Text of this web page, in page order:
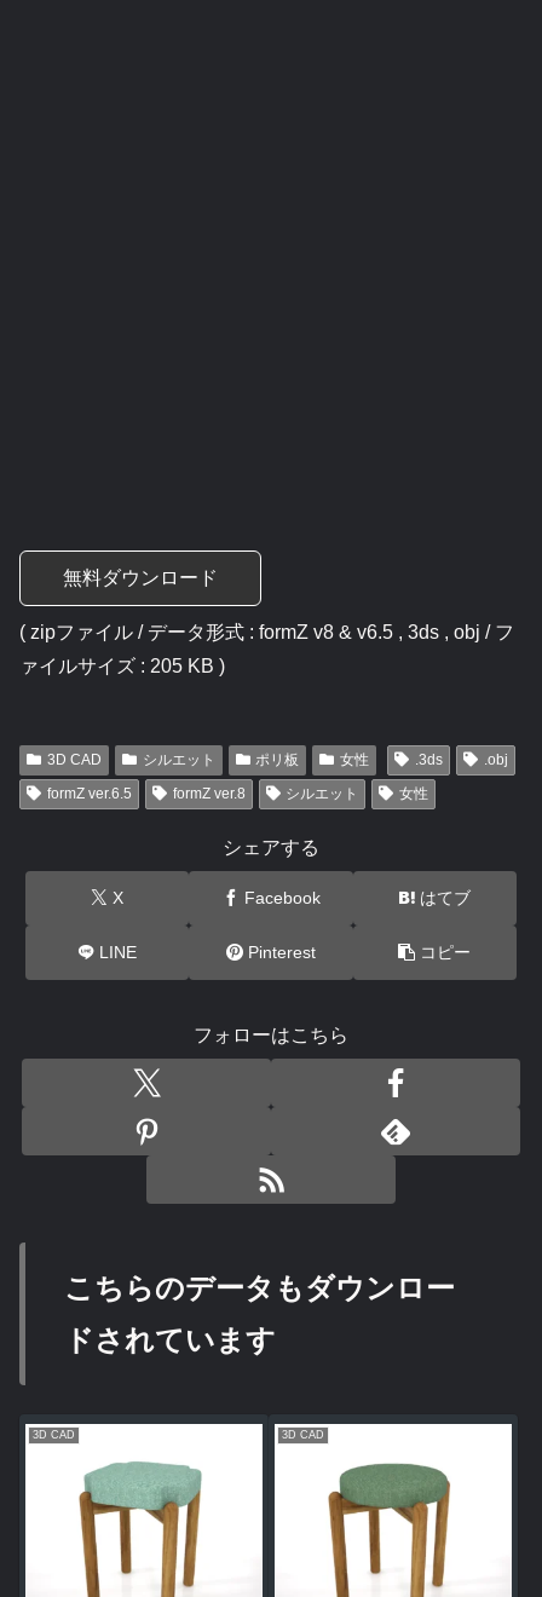
無料ダウンロード
( zipファイル / データ形式 : formZ v8 & v6.5 , 3ds , obj / フ
ァイルサイズ : 205 KB )
3D CAD シルエット ポリ板 女性 .3ds
.obj
formZ ver.6.5
formZ ver.8 シルエット 女性
シェアする
X Facebook はてブ
LINE Pinterest コピー
フォローはこちら
こちらのデータもダウンロー
ドされています
3D CAD 3D CAD